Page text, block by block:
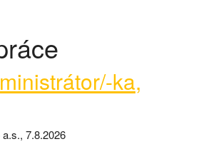
ka,
7.8.2026